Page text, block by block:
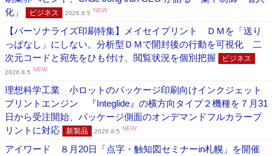
化」
ビジネス 2026.8.5 NEW
【パーソナライズ印刷特集】メイセイプリント ＤＭを「送り
っぱなし」にしない。分析型ＤＭで開封後の行動を可視化 二
次元コードと宛先をひも付け、閲覧状況を個別把握
ビジネス
2026.8.5 NEW
理想科学工業 小ロットのパッケージ印刷向けインクジェット
プリントエンジン 『Integlide』の横方向タイプ２機種を７月31
日から受注開始、パッケージ側面のオンデマンドフルカラープ
リントに対応
新製品 2026.8.5 NEW
アイワード ８月20日「点字・触知図セミナーin札幌」を開催